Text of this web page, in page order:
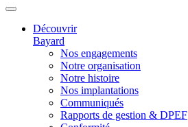
Découvrir
Bayard
Nos engagements
Notre organisation
Notre histoire
Nos implantations
Communiqués
Rapports de gestion & DPEF